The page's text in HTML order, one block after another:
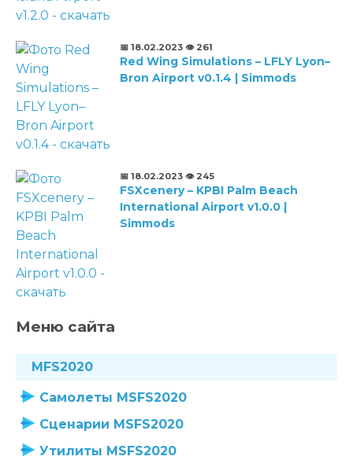
📅 18.02.2023 👁️ 261
Red Wing Simulations – LFLY Lyon–
Bron Airport v0.1.4 | Simmods
📅 18.02.2023 👁️ 245
FSXcenery – KPBI Palm Beach
International Airport v1.0.0 |
Simmods
Меню сайта
MFS2020
Самолеты MSFS2020
Сценарии MSFS2020
Утилиты MSFS2020